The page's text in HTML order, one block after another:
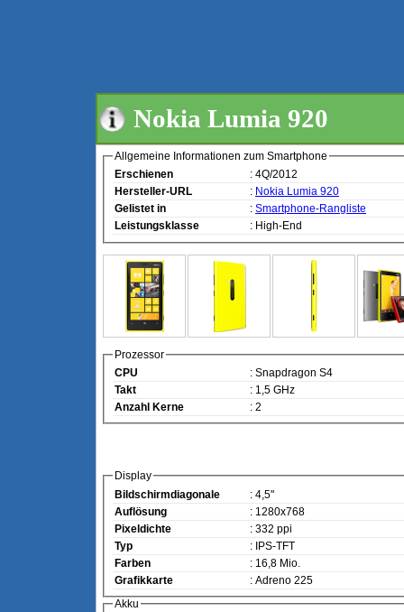
Nokia Lumia 920
Allgemeine Informationen zum Smartphone
Erschienen
: 4Q/2012
Hersteller-URL
: Nokia Lumia 920
Gelistet in
: Smartphone-Rangliste
Leistungsklasse
: High-End
Prozessor
CPU
: Snapdragon S4
Takt
: 1,5 GHz
Anzahl Kerne
: 2
Display
Bildschirmdiagonale
: 4,5"
Auflösung
: 1280x768
Pixeldichte
: 332 ppi
Typ
: IPS-TFT
Farben
: 16,8 Mio.
Grafikkarte
: Adreno 225
Akku